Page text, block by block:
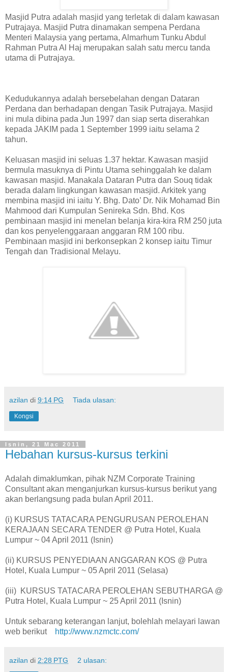
Masjid Putra adalah masjid yang terletak di dalam kawasan
Putrajaya. Masjid Putra dinamakan sempena Perdana
Menteri Malaysia yang pertama, Almarhum Tunku Abdul
Rahman Putra Al Haj merupakan salah satu mercu tanda
utama di Putrajaya.
Kedudukannya adalah bersebelahan dengan Dataran
Perdana dan berhadapan dengan Tasik Putrajaya. Masjid
ini mula dibina pada Jun 1997 dan siap serta diserahkan
kepada JAKIM pada 1 September 1999 iaitu selama 2
tahun.
Keluasan masjid ini seluas 1.37 hektar. Kawasan masjid
bermula masuknya di Pintu Utama sehinggalah ke dalam
kawasan masjid. Manakala Dataran Putra dan Souq tidak
berada dalam lingkungan kawasan masjid. Arkitek yang
membina masjid ini iaitu Y. Bhg. Dato’ Dr. Nik Mohamad Bin
Mahmood dari Kumpulan Senireka Sdn. Bhd. Kos
pembinaan masjid ini menelan belanja kira-kira RM 250 juta
dan kos penyelenggaraan anggaran RM 100 ribu.
Pembinaan masjid ini berkonsepkan 2 konsep iaitu Timur
Tengah dan Tradisional Melayu.
azilan di 9:14 PG Tiada ulasan:
Kongsi
Isnin, 21 Mac 2011
Hebahan kursus-kursus terkini
Adalah dimaklumkan, pihak NZM Corporate Training
Consultant akan menganjurkan kursus-kursus berikut yang
akan berlangsung pada bulan April 2011.
(i) KURSUS TATACARA PENGURUSAN PEROLEHAN
KERAJAAN SECARA TENDER @ Putra Hotel, Kuala
Lumpur ~ 04 April 2011 (Isnin)
(ii) KURSUS PENYEDIAAN ANGGARAN KOS @ Putra
Hotel, Kuala Lumpur ~ 05 April 2011 (Selasa)
(iii) KURSUS TATACARA PEROLEHAN SEBUTHARGA @
Putra Hotel, Kuala Lumpur ~ 25 April 2011 (Isnin)
Untuk sebarang keterangan lanjut, bolehlah melayari lawan
web berikut
http://www.nzmctc.com/
azilan di 2:28 PTG 2 ulasan: